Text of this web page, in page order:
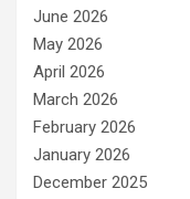
June 2026
May 2026
April 2026
March 2026
February 2026
January 2026
December 2025